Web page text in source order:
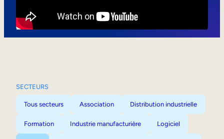
SECTEURS
Tous secteurs Association Distribution industrielle
Formation Industrie manufacturière Logiciel